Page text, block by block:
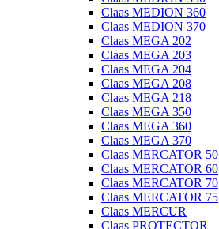
Claas MEDION 360
Claas MEDION 370
Claas MEGA 202
Claas MEGA 203
Claas MEGA 204
Claas MEGA 208
Claas MEGA 218
Claas MEGA 350
Claas MEGA 360
Claas MEGA 370
Claas MERCATOR 50
Claas MERCATOR 60
Claas MERCATOR 70
Claas MERCATOR 75
Claas MERCUR
Claas PROTECTOR